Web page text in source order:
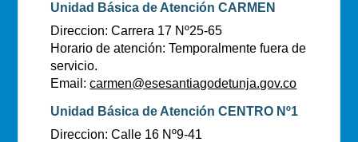
Unidad Básica de Atención CARMEN
Direccion: Carrera 17 Nº25-65
Horario de atención: Temporalmente fuera de
servicio.
Email:carmen@esesantiagodetunja.gov.co
Unidad Básica de Atención CENTRO Nº1
Direccion: Calle 16 Nº9-41